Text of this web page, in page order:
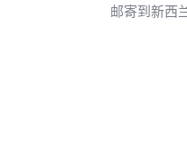
邮寄到新西